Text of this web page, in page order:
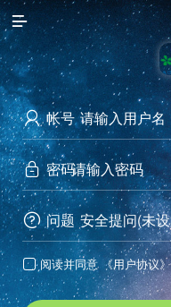

 帐号
 密码
 问题 安全提问(未
 阅读并同意 《用户协议》